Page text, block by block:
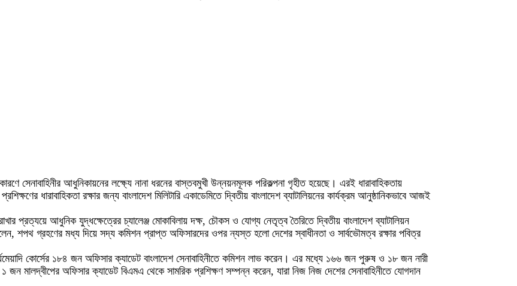
সেনাবাহিনীর আধুনিকায়নের লক্ষ্যে নানা ধরনের বাস্তবমুখী উন্নয়নমূলক পরিকল্পনা গৃহীত হয়েছে। এরই ধারাবাহিকতায়
ধারাবাহিকতা রক্ষার জন্য বাংলাদেশ মিলিটারি একাডেমিতে দ্বিতীয় বাংলাদেশ ব্যাটালিয়নের কার্যক্রম আনুষ্ঠানিকভাবে আজই
প্রত্যয়ে আধুনিক যুদ্ধক্ষেত্রের চ্যালেঞ্জ মোকাবিলায় দক্ষ, চৌকস ও যোগ্য নেতৃত্ব তৈরিতে দ্বিতীয় বাংলাদেশ ব্যাটালিয়ন
বলেন, শপথ গ্রহণের মধ্য দিয়ে সদ্য কমিশন প্রাপ্ত অফিসারদের ওপর ন্যস্ত হলো দেশের স্বাধীনতা ও সার্বভৌমত্ব রক্ষার পবিত্র
কোর্সের ১৮৪ জন অফিসার ক্যাডেট বাংলাদেশ সেনাবাহিনীতে কমিশন লাভ করেন। এর মধ্যে ১৬৬ জন পুরুষ ও ১৮ জন নারী
মালদ্বীপের অফিসার ক্যাডেট বিএমএ থেকে সামরিক প্রশিক্ষণ সম্পন্ন করেন, যারা নিজ নিজ দেশের সেনাবাহিনীতে যোগদান